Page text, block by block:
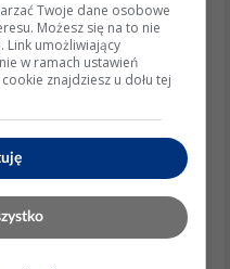
i detale:
zbyt duża, co osłabi
wytworzenie
efekcie silnik może nie
nierówno.
Twoje dane osobowe
Możesz się na to nie
Link umożliwiający
w ramach ustawień
znajdziesz u dołu tej